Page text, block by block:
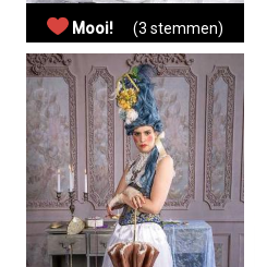
Mooi! (3 stemmen)